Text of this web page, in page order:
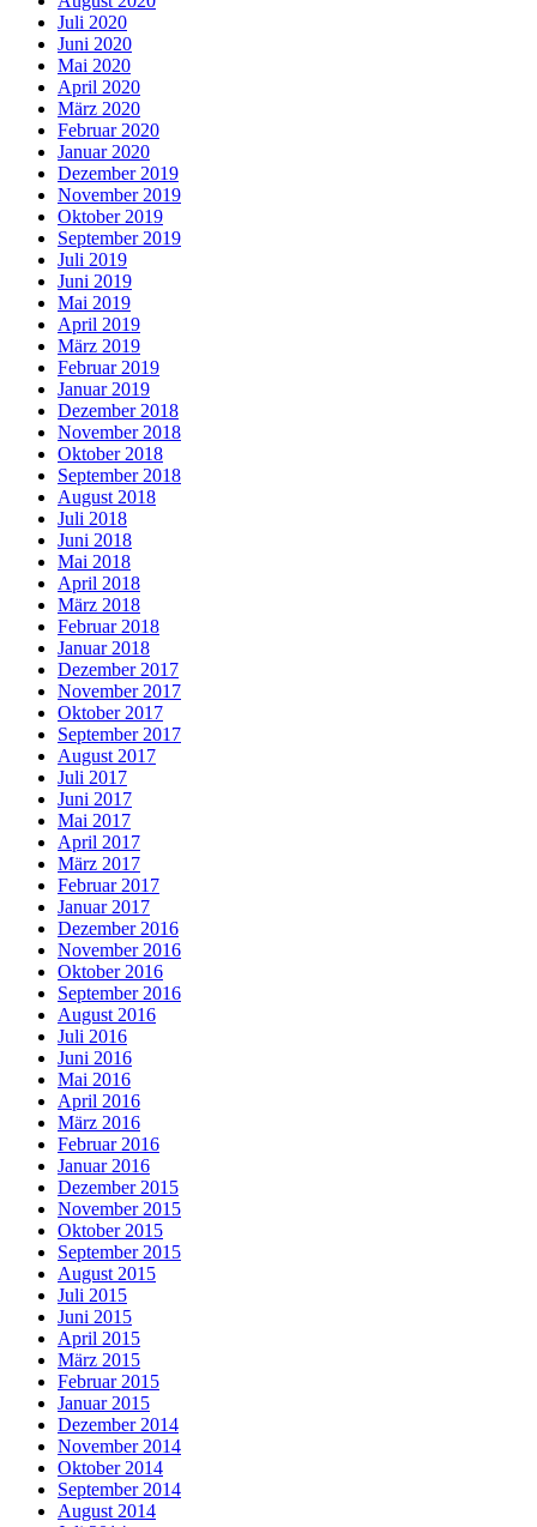
Juli 2020
Juni 2020
Mai 2020
April 2020
März 2020
Februar 2020
Januar 2020
Dezember 2019
November 2019
Oktober 2019
September 2019
Juli 2019
Juni 2019
Mai 2019
April 2019
März 2019
Februar 2019
Januar 2019
Dezember 2018
November 2018
Oktober 2018
September 2018
August 2018
Juli 2018
Juni 2018
Mai 2018
April 2018
März 2018
Februar 2018
Januar 2018
Dezember 2017
November 2017
Oktober 2017
September 2017
August 2017
Juli 2017
Juni 2017
Mai 2017
April 2017
März 2017
Februar 2017
Januar 2017
Dezember 2016
November 2016
Oktober 2016
September 2016
August 2016
Juli 2016
Juni 2016
Mai 2016
April 2016
März 2016
Februar 2016
Januar 2016
Dezember 2015
November 2015
Oktober 2015
September 2015
August 2015
Juli 2015
Juni 2015
April 2015
März 2015
Februar 2015
Januar 2015
Dezember 2014
November 2014
Oktober 2014
September 2014
August 2014